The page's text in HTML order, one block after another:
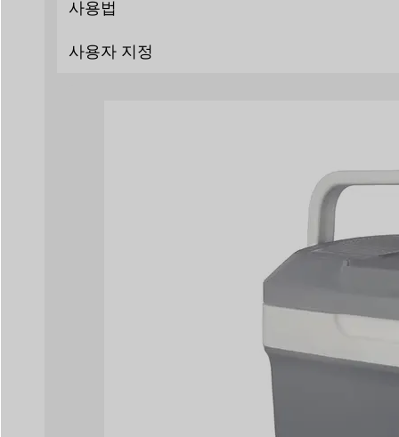
사용법
사용자 지정